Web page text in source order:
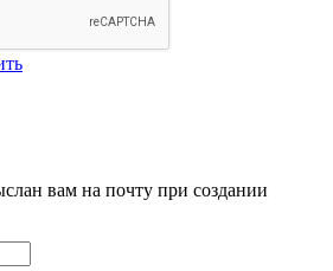
вам на почту при создании